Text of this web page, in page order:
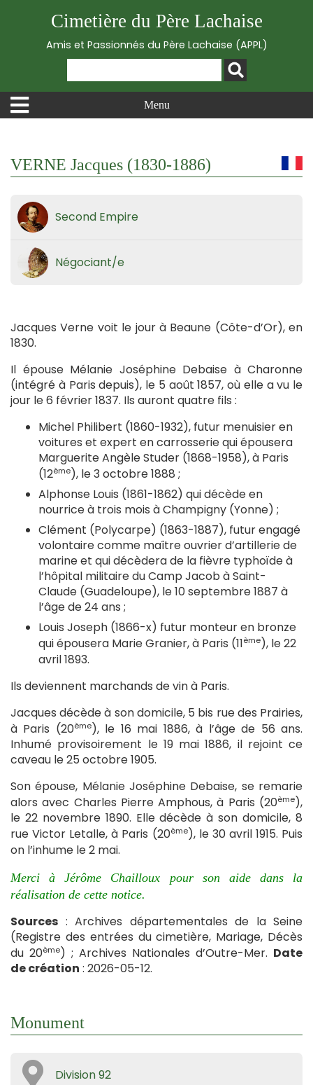
Cimetière du Père Lachaise
Amis et Passionnés du Père Lachaise (APPL)
Menu
VERNE Jacques (1830-1886)
Second Empire
Négociant/e
Jacques Verne voit le jour à Beaune (Côte-d’Or), en
1830.
Il épouse Mélanie Joséphine Debaise à Charonne
(intégré à Paris depuis), le 5 août 1857, où elle a vu le
jour le 6 février 1837. Ils auront quatre fils :
Michel Philibert (1860-1932), futur menuisier en
voitures et expert en carrosserie qui épousera
Marguerite Angèle Studer (1868-1958), à Paris
(12ème), le 3 octobre 1888 ;
Alphonse Louis (1861-1862) qui décède en
nourrice à trois mois à Champigny (Yonne) ;
Clément (Polycarpe) (1863-1887), futur engagé
volontaire comme maître ouvrier d’artillerie de
marine et qui décèdera de la fièvre typhoïde à
l’hôpital militaire du Camp Jacob à Saint-
Claude (Guadeloupe), le 10 septembre 1887 à
l’âge de 24 ans ;
Louis Joseph (1866-x) futur monteur en bronze
qui épousera Marie Granier, à Paris (11ème), le 22
avril 1893.
Ils deviennent marchands de vin à Paris.
Jacques décède à son domicile, 5 bis rue des Prairies,
à Paris (20ème), le 16 mai 1886, à l’âge de 56 ans.
Inhumé provisoirement le 19 mai 1886, il rejoint ce
caveau le 25 octobre 1905.
Son épouse, Mélanie Joséphine Debaise, se remarie
alors avec Charles Pierre Amphous, à Paris (20ème),
le 22 novembre 1890. Elle décède à son domicile, 8
rue Victor Letalle, à Paris (20ème), le 30 avril 1915. Puis
on l’inhume le 2 mai.
Merci à Jérôme Chailloux pour son aide dans la
réalisation de cette notice.
Sources : Archives départementales de la Seine
(Registre des entrées du cimetière, Mariage, Décès
du 20ème) ; Archives Nationales d’Outre-Mer. Date
de création : 2026-05-12.
Monument
Division 92